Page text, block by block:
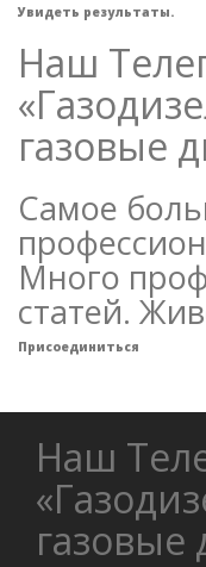
Увидеть результаты.
Наш
газовые
Самое
Много
статей.
Присоединиться
Наш
газовые